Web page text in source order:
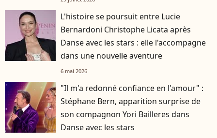
L'histoire se poursuit entre Lucie
Bernardoni Christophe Licata après
Danse avec les stars : elle l'accompagne
dans une nouvelle aventure
6 mai 2026
"Il m'a redonné confiance en l'amour" :
Stéphane Bern, apparition surprise de
son compagnon Yori Bailleres dans
Danse avec les stars